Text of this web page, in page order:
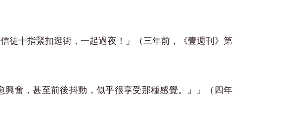
徒十指緊扣逛街，一起過夜！」（三年前，《壹週刊》第
興奮，甚至前後抖動，似乎很享受那種感覺。』」（四年